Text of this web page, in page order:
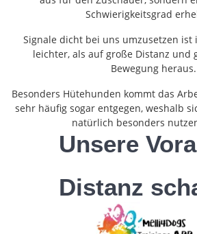
Schwierigkeitsgrad
Signale dicht bei uns umzusetzen ist
leichter, als auf große Distanz und
Bewegung heraus.
Besonders Hütehunden kommt das
sehr häufig sogar entgegen, weshalb
natürlich besonders
Unsere
Distanz